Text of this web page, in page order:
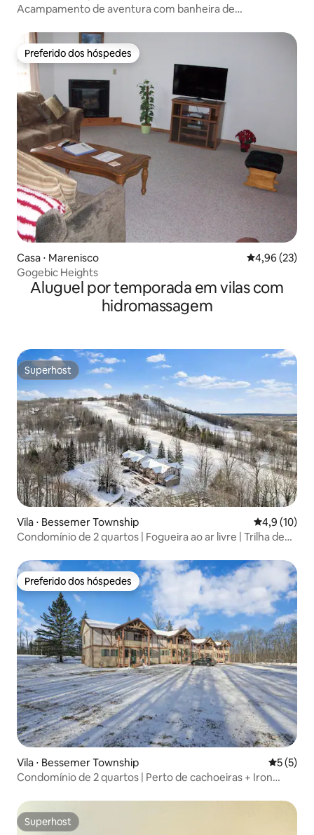
Acampamento de aventura com banheira de
Preferido dos hóspedes
Preferido dos hóspedes
Casa ⋅ Marenisco 4,96 de uma
4,96 (23)
Gogebic Heights
Aluguel por temporada em vilas com
hidromassagem
Superhost
Superhost
Vila ⋅ Bessemer Township 4,9 de uma
4,9 (10)
Condomínio de 2 quartos | Fogueira ao ar livre | Trilha de
Preferido dos hóspedes
Preferido dos hóspedes
Vila ⋅ Bessemer Township 5 de
5 (5)
Condomínio de 2 quartos | Perto de cachoeiras + Iron
Superhost
Superhost